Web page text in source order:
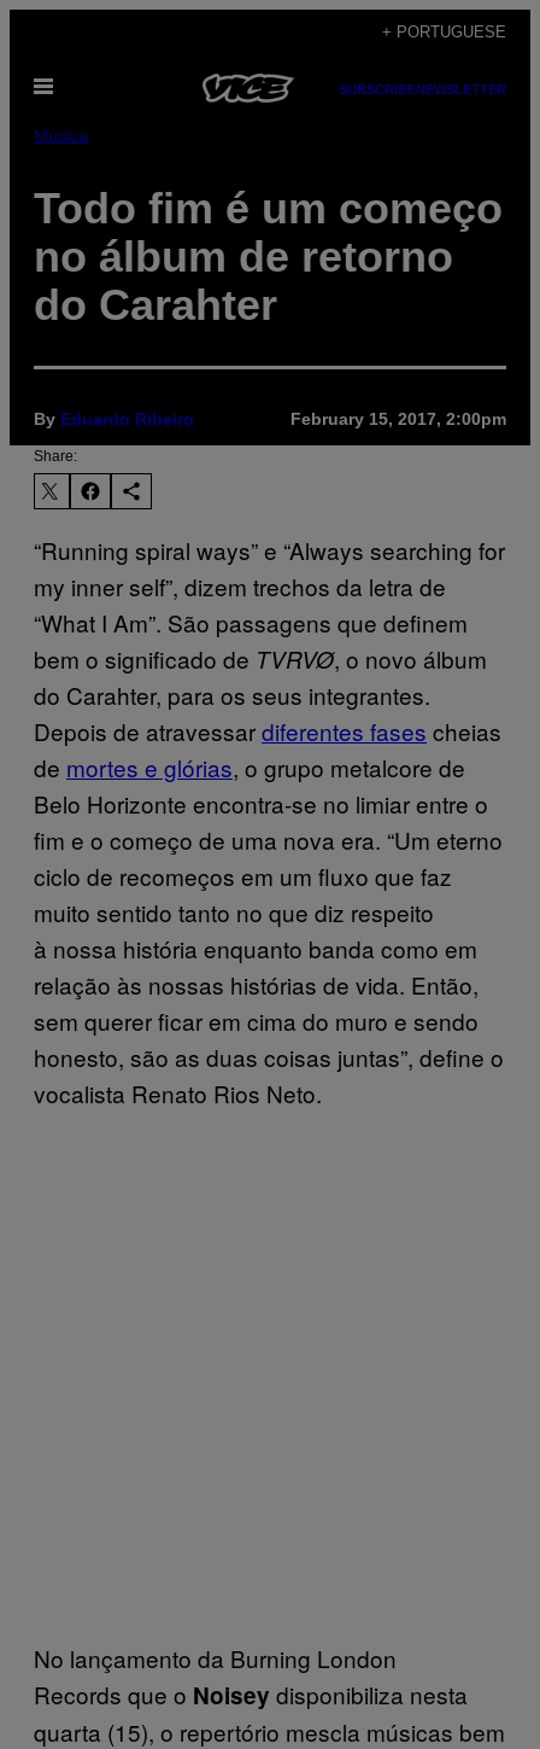
content
+ PORTUGUESE
Open
SUBSCRIBENEWSLETTER
Música
Todo fim é um começo
no álbum de retorno
do Carahter
By Eduardo Ribeiro February 15, 2017, 2:00pm
Share:
“Running spiral ways” e “Always searching for
my inner self”, dizem trechos da letra de
“What I Am”. São passagens que definem
bem o significado de TVRVØ, o novo álbum
do Carahter, para os seus integrantes.
Depois de atravessardiferentes fases cheias
de mortes e glórias, o grupo metalcore de
Belo Horizonte encontra-se no limiar entre o
fim e o começo de uma nova era. “Um eterno
ciclo de recomeços em um fluxo que faz
muito sentido tanto no que diz respeito
à nossa história enquanto banda como em
relação às nossas histórias de vida. Então,
sem querer ficar em cima do muro e sendo
honesto, são as duas coisas juntas”, define o
vocalista Renato Rios Neto.
No lançamento da Burning London
Records que o Noisey disponibiliza nesta
quarta (15), o repertório mescla músicas bem